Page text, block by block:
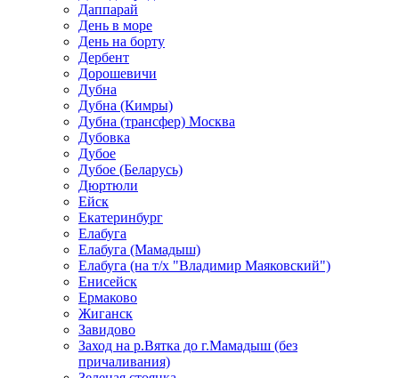
Даппарай
День в море
День на борту
Дербент
Дорошевичи
Дубна
Дубна (Кимры)
Дубна (трансфер) Москва
Дубовка
Дубое
Дубое (Беларусь)
Дюртюли
Ейск
Екатеринбург
Елабуга
Елабуга (Мамадыш)
Елабуга (на т/х "Владимир Маяковский")
Енисейск
Ермаково
Жиганск
Завидово
Заход на р.Вятка до г.Мамадыш (без
причаливания)